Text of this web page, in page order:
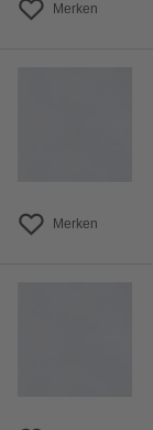
Merken
Merken